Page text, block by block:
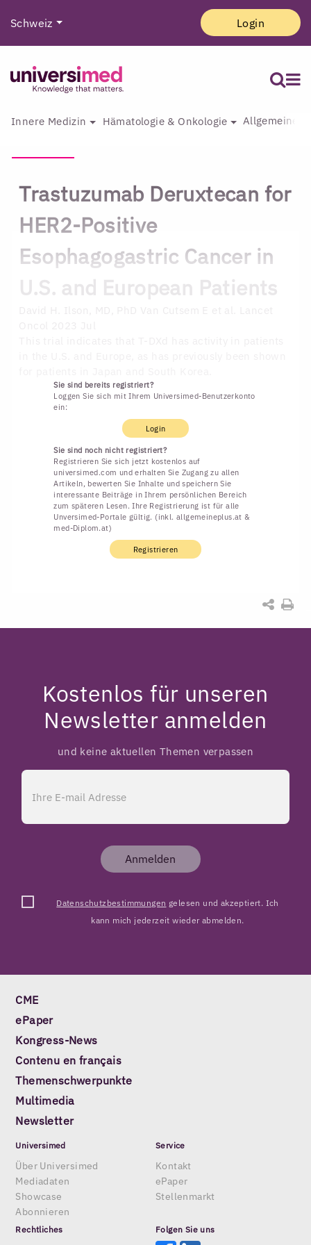
Schweiz Login
Innere Medizin Hämatologie & Onkologie Allgemeine
Trastuzumab Deruxtecan for
HER2-Positive
Esophagogastric Cancer in
U.S. and European Patients
Sie sind bereits registriert?
Loggen Sie sich mit Ihrem Universimed-Benutzerkonto
ein:
Login
Sie sind noch nicht registriert?
Registrieren Sie sich jetzt kostenlos auf
universimed.com und erhalten Sie Zugang zu allen
Artikeln, bewerten Sie Inhalte und speichern Sie
interessante Beiträge in Ihrem persönlichen Bereich
zum späteren Lesen. Ihre Registrierung ist für alle
Unversimed-Portale gültig. (inkl. allgemeineplus.at &
med-Diplom.at)
Registrieren
Kostenlos für unseren
Newsletter anmelden
und keine aktuellen Themen verpassen
Anmelden
Datenschutzbestimmungen gelesen und akzeptiert. Ich
kann mich jederzeit wieder abmelden.
CME
ePaper
Kongress-News
Contenu en français
Themenschwerpunkte
Multimedia
Newsletter
Universimed
Über Universimed
Mediadaten
Showcase
Abonnieren
Service
Kontakt
ePaper
Stellenmarkt
Rechtliches Folgen Sie uns